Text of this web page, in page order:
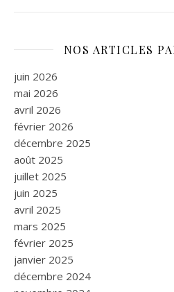
NOS ARTICLES
juin 2026
mai 2026
avril 2026
février 2026
décembre 2025
août 2025
juillet 2025
juin 2025
avril 2025
mars 2025
février 2025
janvier 2025
décembre 2024